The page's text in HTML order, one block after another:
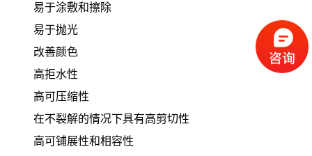
易于涂敷和擦除
易于抛光
改善颜色
高拒水性
高可压缩性
在不裂解的情况下具有高剪切性
高可铺展性和相容性